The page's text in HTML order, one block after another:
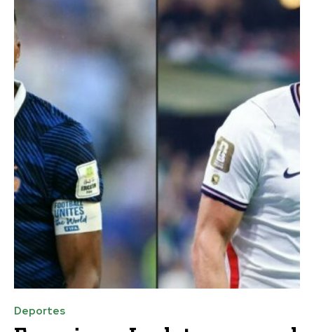
Deportes